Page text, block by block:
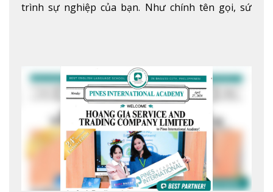
trình sự nghiệp của bạn. Như chính tên gọi, sứ